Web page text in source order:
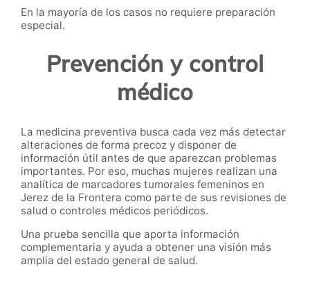
En la mayoría de los casos no requiere preparación
especial.
Prevención y control
médico
La medicina preventiva busca cada vez más detectar
alteraciones de forma precoz y disponer de
información útil antes de que aparezcan problemas
importantes. Por eso, muchas mujeres realizan una
analítica de marcadores tumorales femeninos en
Jerez de la Frontera como parte de sus revisiones de
salud o controles médicos periódicos.
Una prueba sencilla que aporta información
complementaria y ayuda a obtener una visión más
amplia del estado general de salud.